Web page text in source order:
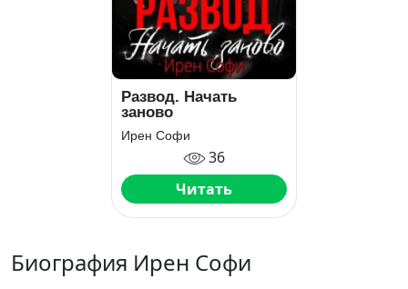
Развод. Начать
заново
Ирен Софи
36
Читать
Биография Ирен Софи